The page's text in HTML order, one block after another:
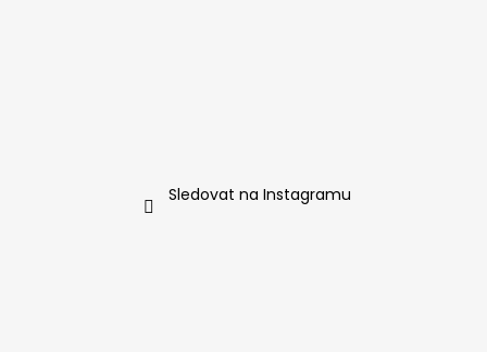
Sledovat na Instagramu